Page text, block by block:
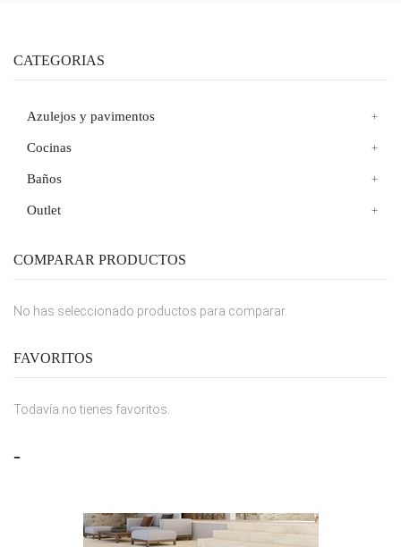
CATEGORIAS
Azulejos y pavimentos
Cocinas
Baños
Outlet
COMPARAR PRODUCTOS
No has seleccionado productos para comparar.
FAVORITOS
Todavía no tienes favoritos.
-